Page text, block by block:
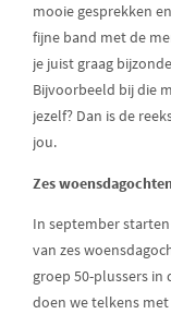
mooie gesprekken
fijne band met de
je juist graag
Bijvoorbeeld bij die
jezelf? Dan is de
jou.
Zes
In september starten
van zes
groep 50-plussers in
doen we telkens